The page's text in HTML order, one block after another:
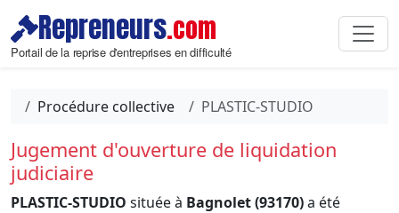
Repreneurs.com
Portail de la reprise d'entreprises en difficulté
Procédure collective PLASTIC-STUDIO
Jugement d'ouverture de liquidation
judiciaire
PLASTIC-STUDIO située à Bagnolet (93170)a été